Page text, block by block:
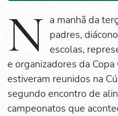
N a manhã da
padres,
escolas,
e organizadores da
estiveram reunidos na
segundo encontro de
campeonatos que